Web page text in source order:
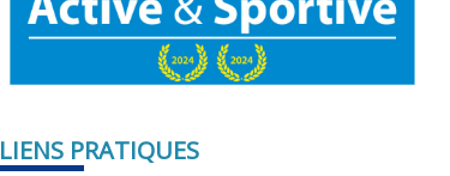
LIENS PRATIQUES